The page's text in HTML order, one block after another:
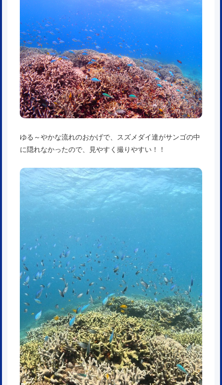
ゆる～やかな流れのおかげで、スズメダイ達がサンゴの中
に隠れなかったので、見やすく撮りやすい！！